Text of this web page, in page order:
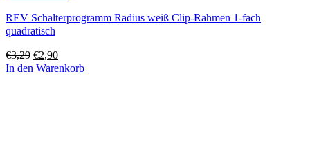
REV Schalterprogramm Radius weiß Clip-Rahmen 1-fach
quadratisch
€3,29 Ursprünglicher
Preis
€2,90Aktueller
Preis
In den Warenkorb